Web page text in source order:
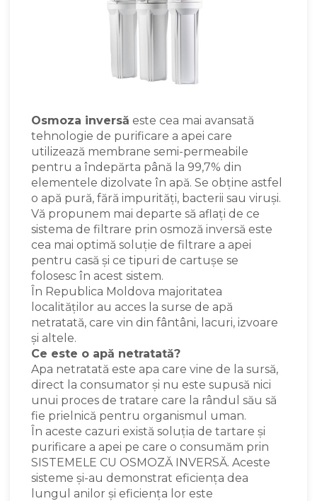
Osmoza inversă este cea mai avansată
tehnologie de purificare a apei care
utilizează membrane semi-permeabile
pentru a îndepărta până la 99,7% din
elementele dizolvate în apă. Se obține astfel
o apă pură, fără impurități, bacterii sau viruși.
Vă propunem mai departe să aflați de ce
sistema de filtrare prin osmoză inversă este
cea mai optimă soluție de filtrare a apei
pentru casă și ce tipuri de cartușe se
folosesc în acest sistem.
În Republica Moldova majoritatea
localităților au acces la surse de apă
netratată, care vin din fântâni, lacuri, izvoare
și altele.
Ce este o apă netratată?
Apa netratată este apa care vine de la sursă,
direct la consumator și nu este supusă nici
unui proces de tratare care la rândul său să
fie prielnică pentru organismul uman.
În aceste cazuri există soluția de tartare și
purificare a apei pe care o consumăm prin
SISTEMELE CU OSMOZĂ INVERSĂ. Aceste
sisteme și-au demonstrat eficiența dea
lungul anilor și eficiența lor este